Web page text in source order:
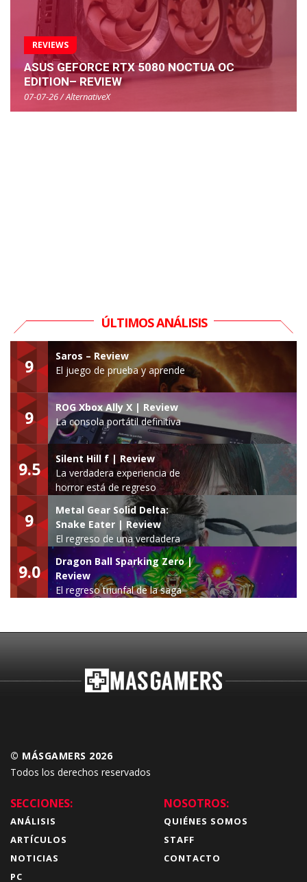
REVIEWS
ASUS GEFORCE RTX 5080 NOCTUA OC
EDITION– REVIEW
07-07-26 / AlternativeX
ÚLTIMOS ANÁLISIS
9
Saros – Review
El juego de prueba y aprende
9
ROG Xbox Ally X | Review
La consola portátil definitiva
9.5
Silent Hill f | Review
La verdadera experiencia de
horror está de regreso
9
Metal Gear Solid Delta:
Snake Eater | Review
El regreso de una verdadera
leyenda
9.0
Dragon Ball Sparking Zero |
Review
El regreso triunfal de la saga
© MÁSGAMERS 2026
Todos los derechos reservados
SECCIONES:
ANÁLISIS
ARTÍCULOS
NOTICIAS
PC
NOSOTROS:
QUIÉNES SOMOS
STAFF
CONTACTO